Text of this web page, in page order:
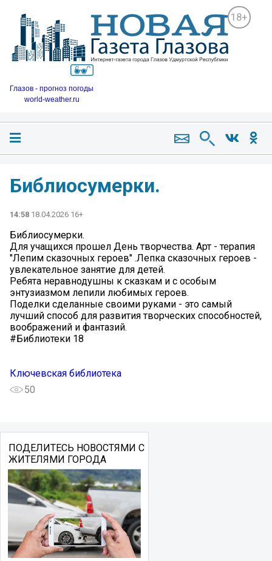
18+
Глазов - прогноз погоды
world-weather.ru
Библиосумерки.
14:58 18.04.2026 16+
Библиосумерки.
‍Для учащихся прошел День творчества. Арт - терапия
"Лепим сказочных героев" .Лепка сказочных героев -
увлекательное занятие для детей.
Ребята неравнодушны к сказкам и с особым
энтузиазмом лепили любимых героев.
Поделки сделанные своими руками - это самый
лучший способ для развития творческих способностей,
воображений и фантазий.
#Библиотеки 18
Ключевская библиотека
50
ПОДЕЛИТЕСЬ НОВОСТЯМИ С
ЖИТЕЛЯМИ ГОРОДА